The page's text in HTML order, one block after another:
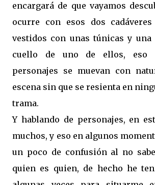
encargará de que vayamos
ocurre con esos dos
vestidos con unas túnicas y
cuello de uno de ellos, eso
personajes se muevan con
escena sin que se resienta en
trama.
Y hablando de personajes, en
muchos, y eso en algunos
un poco de confusión al no
quien es quien, de hecho he